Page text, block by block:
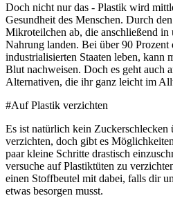
Doch nicht nur das - Plastik wird
Gesundheit des Menschen. Durch
Mikroteilchen ab, die anschließend in
Nahrung landen. Bei über 90 Prozent
industrialisierten Staaten leben, kann
Blut nachweisen. Doch es geht auch
Alternativen, die ihr ganz leicht im
#Auf Plastik verzichten
Es ist natürlich kein Zuckerschlecken
verzichten, doch gibt es
paar kleine Schritte drastisch
versuche auf Plastiktüten zu
einen Stoffbeutel mit dabei, falls dir
etwas besorgen musst.